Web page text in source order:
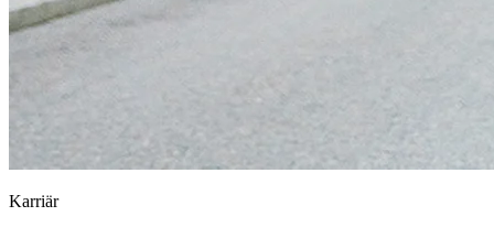
Karriär